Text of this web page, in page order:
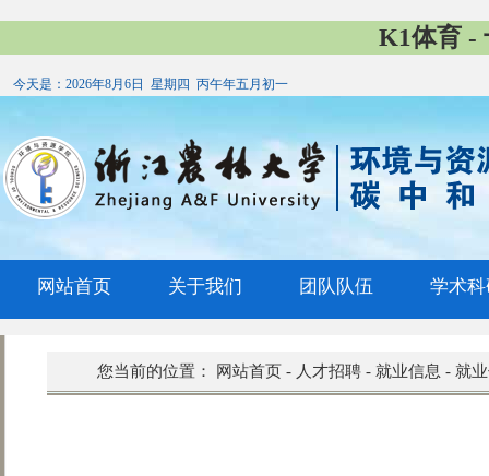
K1体育 -
今天是： 2026年8月6日 星期四 丙午年五月初一
网站首页 关于我们 团队队伍 学术
您当前的位置： 网站首页- 人才招聘- 就业信息 - 就